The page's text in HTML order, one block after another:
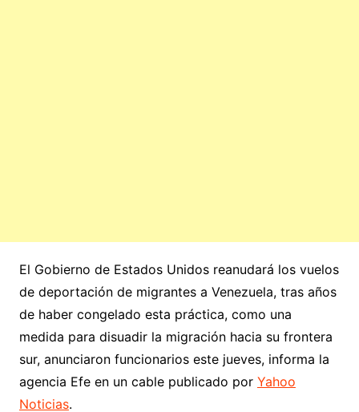
El Gobierno de Estados Unidos reanudará los vuelos
de deportación de migrantes a Venezuela, tras años
de haber congelado esta práctica, como una
medida para disuadir la migración hacia su frontera
sur, anunciaron funcionarios este jueves, informa la
agencia Efe en un cable publicado por Yahoo
Noticias.